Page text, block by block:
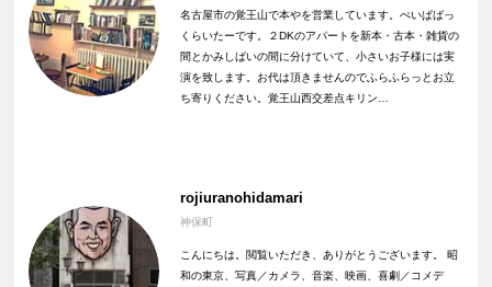
名古屋市の覚王山で本やを営業しています。ぺいぱばっ
くらいたーです。２DKのアパートを新本・古本・雑貨の
間とかみしばいの間に分けていて、小さいお子様には実
演を致します。お代は頂きませんのでふらふらっとお立
ち寄りください。覚王山西交差点キリン…
rojiuranohidamari
神保町
こんにちは。閲覧いただき、ありがとうございます。 昭
和の東京、写真／カメラ、音楽、映画、喜劇／コメデ